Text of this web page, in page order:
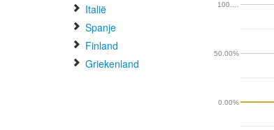
Italië
Spanje
Finland
Griekenland
0.00%
50.00%
100.…